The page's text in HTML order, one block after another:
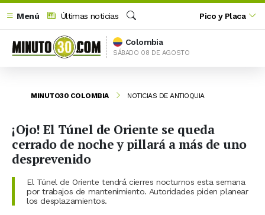
Menú
Últimas noticias
Buscar
Pico y Placa
Colombia
SÁBADO 08 DE AGOSTO
MINUTO30 COLOMBIA NOTICIAS DE ANTIOQUIA
¡Ojo! El Túnel de Oriente se queda
cerrado de noche y pillará a más de uno
desprevenido
El Túnel de Oriente tendrá cierres nocturnos esta semana
por trabajos de mantenimiento. Autoridades piden planear
los desplazamientos.